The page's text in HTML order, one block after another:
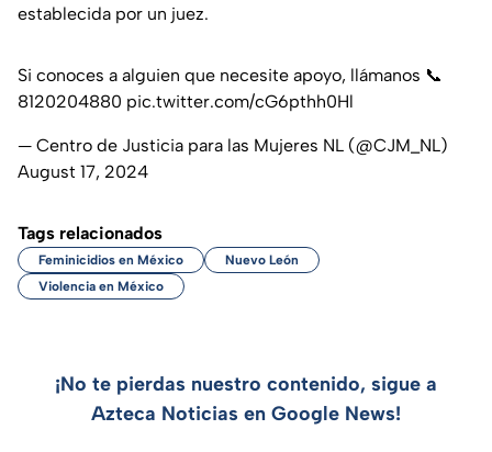
establecida por un juez.
Si conoces a alguien que necesite apoyo, llámanos 📞
8120204880 pic.twitter.com/cG6pthh0Hl
— Centro de Justicia para las Mujeres NL (@CJM_NL)
August 17, 2024
Tags relacionados
Feminicidios en México
Nuevo León
Violencia en México
¡No te pierdas nuestro contenido, sigue a
Azteca Noticias en Google News!